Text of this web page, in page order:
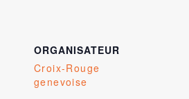
ORGANISATEUR
Croix-Rouge
genevoise